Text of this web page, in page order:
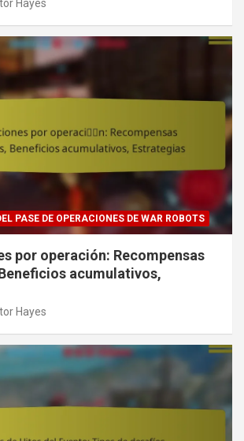
Hayes
PASE DE OPERACIONES DE WAR ROBOTS
por operación: Recompensas
acumulativos,
Hayes